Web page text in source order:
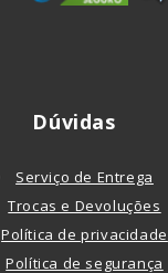
Dúvidas
Serviço de Entrega
Trocas e Devoluções
Política de privacidade
Política de segurança